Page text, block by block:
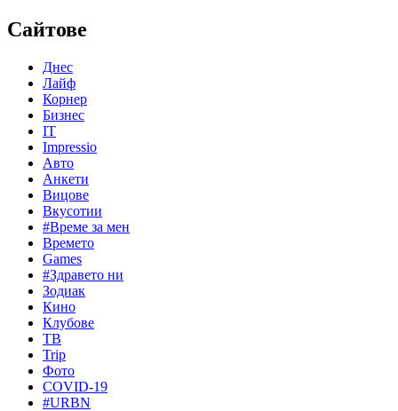
Сайтове
Днес
Лайф
Корнер
Бизнес
IT
Impressio
Авто
Анкети
Вицове
Вкусотии
#Време за мен
Времето
Games
#Здравето ни
Зодиак
Кино
Клубове
ТВ
Trip
Фото
COVID-19
#URBN